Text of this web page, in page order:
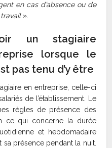
en cas d’absence ou de
».
un stagiaire
lorsque le
pas tenu d’y être
en entreprise, celle-ci
de l’établissement. Le
règles de présence des
ce qui concerne la durée
et hebdomadaire
sa présence pendant la nuit.